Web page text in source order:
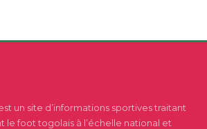
un site d’informations sportives traitant
le foot togolais à l’échelle national et